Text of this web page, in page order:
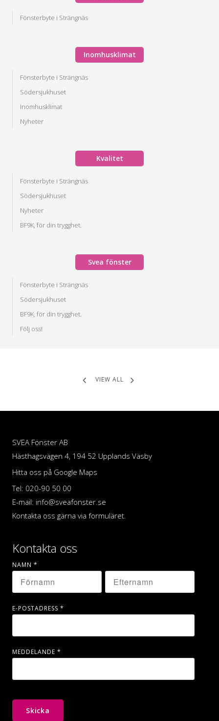
Fönsterbyte i Strängnäs
Inomhusklimat
Fönsterbyte i Strängnäs
Södersjukhuset
Inomhusklimat
Nyheter
Kvalitet
Fönsterbyte i Strängnäs
Södersjukhuset
Nyheter
BF9K, för din trygghet.
Svea fönster
Fönsterbyte i Strängnäs
Södersjukhuset
BF9K, för din trygghet.
Följ oss!
VIEW ALL
SVEA Fönster AB
Hästhagsvägen 4, 194 52 Upplands Väsby
Hitta oss på Google Maps
Tel: 020-90 50 00
E-mail: info@sveafonster.se
Kontakta oss gärna via formuläret.
Kontakta oss
NAMN *
E-POSTADRESS *
MEDDELANDE *